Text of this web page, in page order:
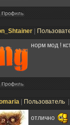
норм мод !
Пользователь
отлично